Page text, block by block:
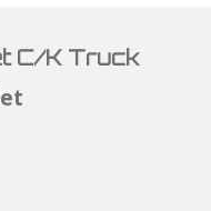
C/K Truck